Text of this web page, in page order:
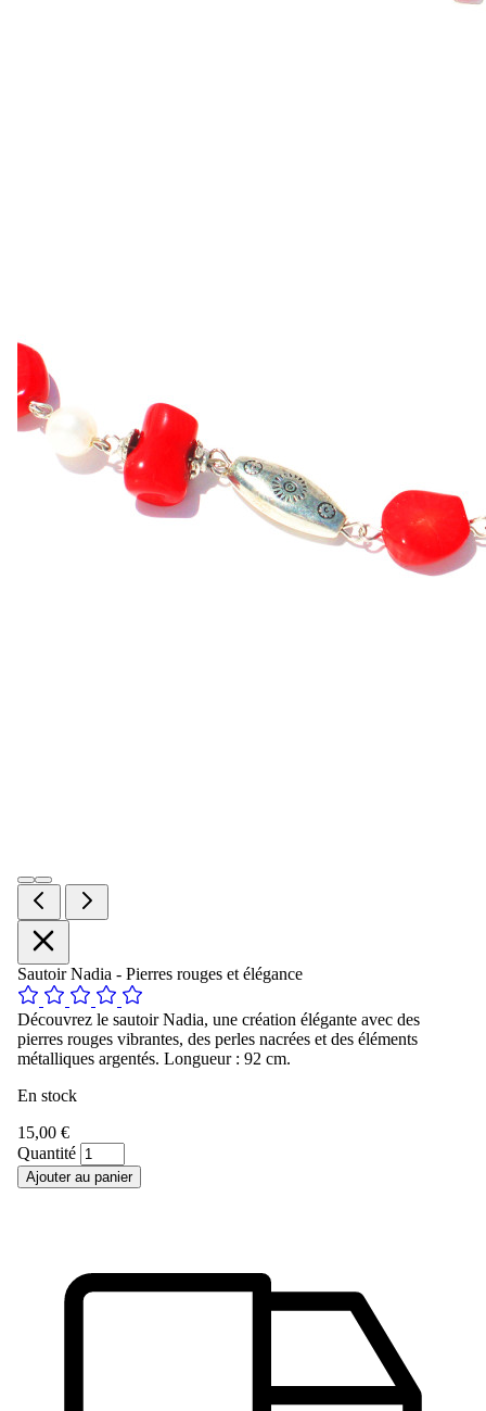
Sautoir Nadia - Pierres rouges et élégance
Découvrez le sautoir Nadia, une création élégante avec des
pierres rouges vibrantes, des perles nacrées et des éléments
métalliques argentés. Longueur : 92 cm.
En stock
15,00 €
Quantité
Ajouter au panier